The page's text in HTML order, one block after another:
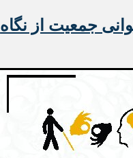
جمعیت از نگاه